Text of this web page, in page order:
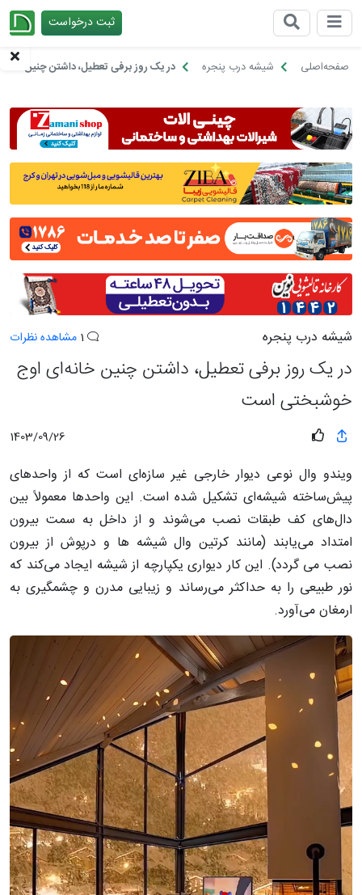
ثبت درخواست
صفحه‌اصلی شیشه درب پنجره در یک روز برفی تعطیل، داشتن چنین
شیشه درب پنجره مشاهده نظرات
در یک روز برفی تعطیل، داشتن چنین خانه‌ای اوج
خوشبختی است
1403/09/26
ویندو وال نوعی دیوار خارجی غیر سازه‌ای است که از واحدهای
پیش‌ساخته شیشه‌ای تشکیل شده است. این واحدها معمولاً بین
دال‌های کف طبقات نصب می‌شوند و از داخل به سمت بیرون
امتداد می‌یابند (مانند کرتین وال شیشه ها و درپوش از بیرون
نصب می گردد). این کار دیواری یکپارچه از شیشه ایجاد می‌کند که
نور طبیعی را به حداکثر می‌رساند و زیبایی مدرن و چشمگیری به
ارمغان می‌آورد.